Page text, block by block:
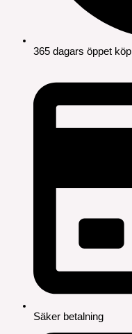
365 dagars öppet köp
Säker betalning